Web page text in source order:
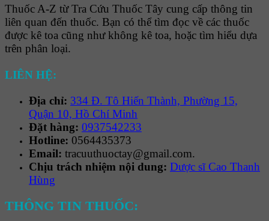
Thuốc A-Z từ Tra Cứu Thuốc Tây cung cấp thông tin
liên quan đến thuốc. Bạn có thể tìm đọc về các thuốc
được kê toa cũng như không kê toa, hoặc tìm hiểu dựa
trên phân loại.
LIÊN HỆ:
Địa chỉ: 334 Đ. Tô Hiến Thành, Phường 15,
Quận 10, Hồ Chí Minh
Đặt hàng: 0937542233
Hotline: 0564435373
Email: tracuuthuoctay@gmail.com.
Chịu trách nhiệm nội dung: Dược sĩ Cao Thanh
Hùng
THÔNG TIN THUỐC: